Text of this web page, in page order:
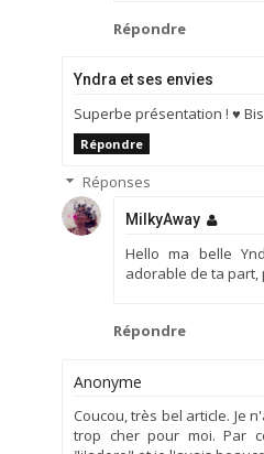
Répondre
Yndra et ses envies
Superbe présentation ! ♥
Répondre
Réponses
MilkyAway
Hello ma belle
adorable de ta part,
Répondre
Anonyme
Coucou, très bel article. Je
trop cher pour moi. Par